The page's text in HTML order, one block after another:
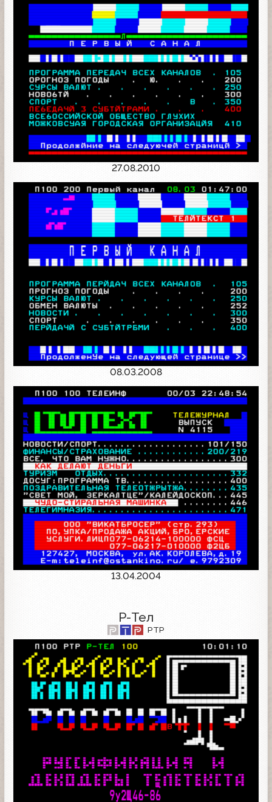
27.08.2010
08.03.2008
13.04.2004
Р-Тел
РТР